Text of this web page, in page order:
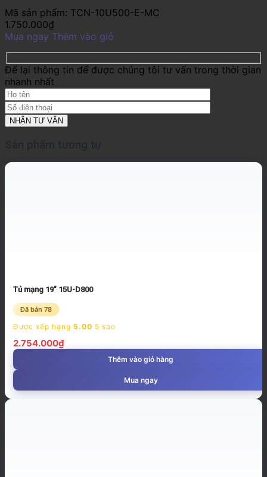
Mã sản phẩm: TCN-10U500-E-MC
1.750.000₫
Mua ngay Thêm vào giỏ
Để lại thông tin để được chúng tôi tư vấn trong thời gian
nhanh nhất
Tủ mạng 19″ 15U-D800
Đã bán 78
Được xếp hạng 5.00 5 sao
2.754.000₫
Thêm vào giỏ hàng
Mua ngay